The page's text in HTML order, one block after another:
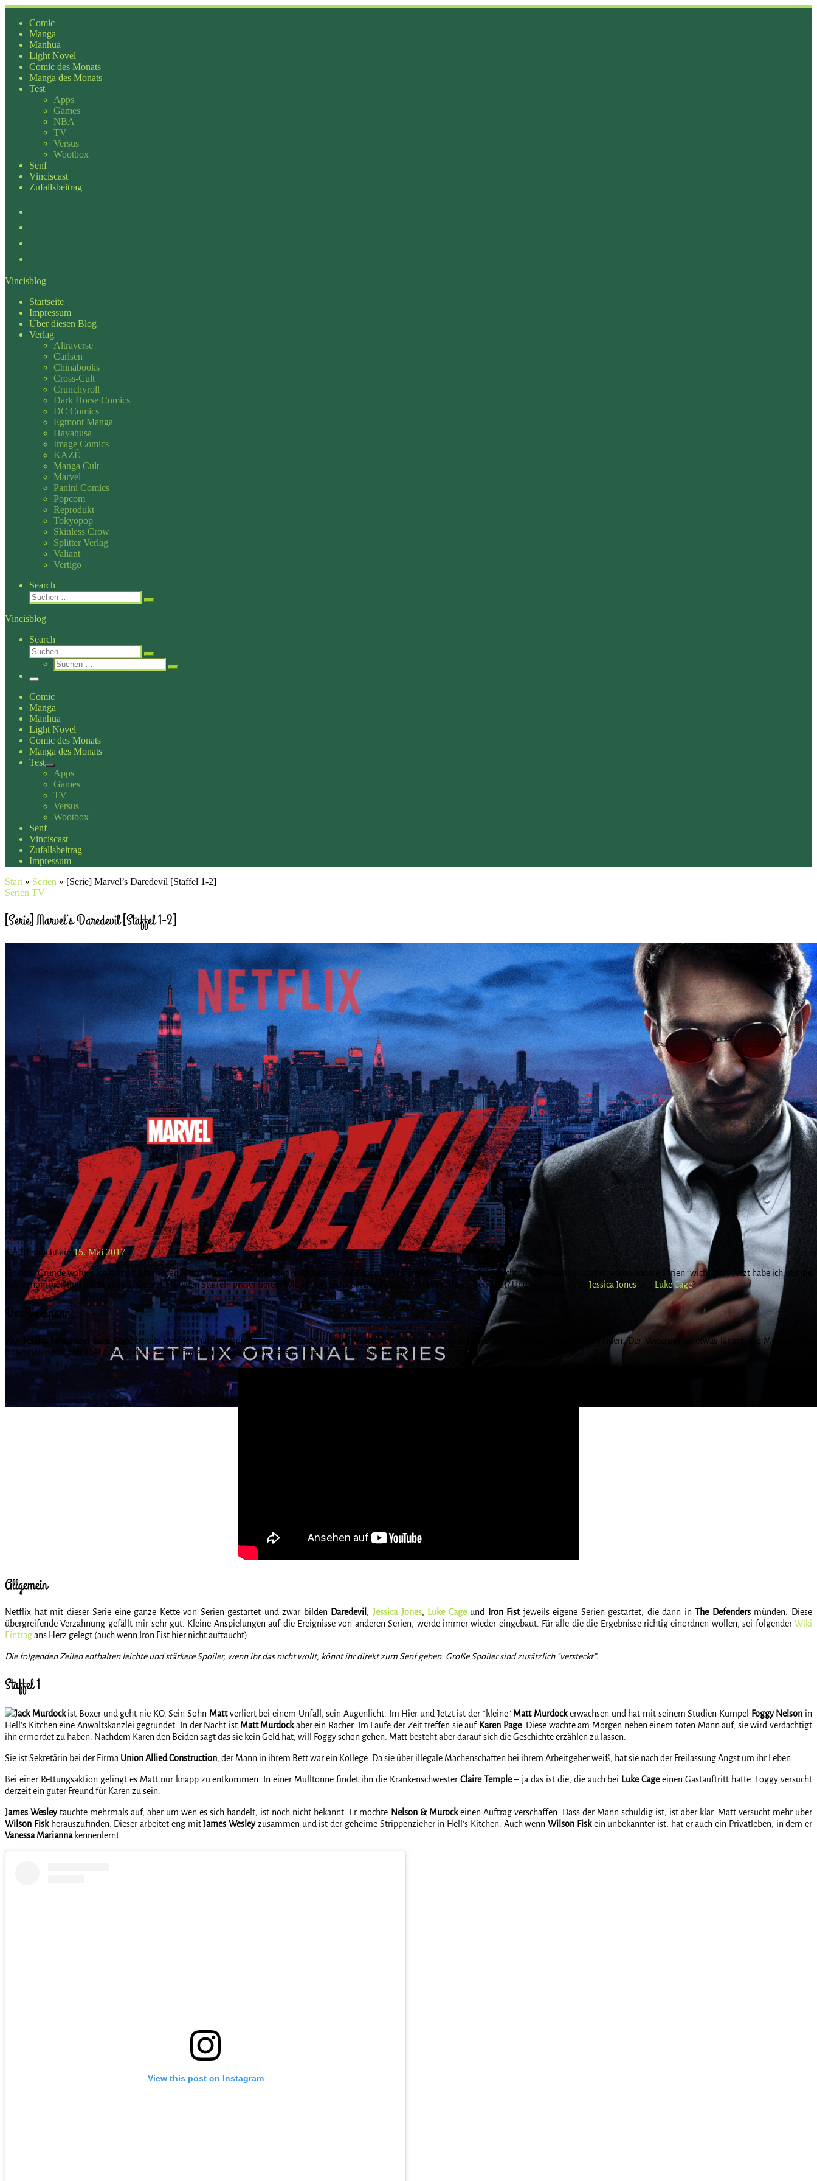
Zum
Inhalt
springen
Comic
Manga
Manhua
Light Novel
Comic des Monats
Manga des Monats
Test
Apps
Games
NBA
TV
Versus
Wootbox
Senf
Vinciscast
Zufallsbeitrag
Vincisblog
Startseite
Impressum
Über diesen Blog
Verlag
Altraverse
Carlsen
Chinabooks
Cross-Cult
Crunchyroll
Dark Horse Comics
DC Comics
Egmont Manga
Hayabusa
Image Comics
KAZÉ
Manga Cult
Marvel
Panini Comics
Popcom
Reprodukt
Tokyopop
Skinless Crow
Splitter Verlag
Valiant
Vertigo
Search
Suche
Suchen …
Vincisblog
Search
Suche
Suchen …
Suche
Suchen …
Menü
Comic
Manga
Manhua
Light Novel
Comic des Monats
Manga des Monats
Test
Apps
Games
TV
Versus
Wootbox
Senf
Vinciscast
Zufallsbeitrag
Impressum
Start » Serien » [Serie] Marvel’s Daredevil [Staffel 1-2]
Serien TV
[Serie] Marvel’s Daredevil [Staffel 1-2]
Veröffentlicht am15. Mai 2017
Eine der Gründe warum ich damals über einen Netflix Account nachgedacht hatte, war die exklusive Serie Daredevil. Leider kam ich nicht wirklich voran – immer waren andere Serien “wichtiger”. Jetzt habe ich mir die
Zeit genommen und ich kann euch die ersten beiden Staffeln präsentieren. Wie schlägt sich der “Draufgänger”? Was macht sie Serie gut? Und wie passt sie zu Jessica Jones Luke Cage?
Der Vorspann
Wer Jessica Jones undLuke Cagebereits gesehen hat, bzw. den jeweiligen Testbericht aufVincisblog gelesen hat, wird hier einen ähnlichen Vorspann vorfinden. Der Vorspann ist etwas länger, die Musikalische
Untermalung ist hier aber gut und die Szenerie finde ich schön in Szene gesetzt. Hier ist mehr wirklich mehr.
Allgemein
Netflix hat mit dieser Serie eine ganze Kette von Serien gestartet und zwar bilden Daredevil , Jessica Jones, Luke Cageund Iron Fistjeweils eigene Serien gestartet, die dann inThe Defendersmünden. Diese
übergreifende Verzahnung gefällt mir sehr gut. Kleine Anspielungen auf die Ereignisse von anderen Serien, werde immer wieder eingebaut. Für alle die die Ergebnisse richtig einordnen wollen, sei folgender Wiki
Eintragans Herz gelegt (auch wenn Iron Fist hier nicht auftaucht).
Die folgenden Zeilen enthalten leichte und stärkere Spoiler, wenn ihr das nicht wollt, könnt ihr direkt zum Senf gehen. Große Spoiler sind zusätzlich “versteckt”.
Staffel 1
Jack Murdockist Boxer und geht nie KO. Sein Sohn Mattverliert bei einem Unfall, sein Augenlicht. Im Hier und Jetzt ist der “kleine” Matt Murdockerwachsen und hat mit seinem Studien Kumpel Foggy Nelson in
Hell’s Kitchen eine Anwaltskanzlei gegründet. In der Nacht ist Matt Murdockaber ein Rächer. Im Laufe der Zeit treffen sie auf Karen Page. Diese wachte am Morgen neben einem toten Mann auf, sie wird verdächtigt
ihn ermordet zu haben. Nachdem Karen den Beiden sagt das sie kein Geld hat, will Foggy schon gehen. Matt besteht aber darauf sich die Geschichte erzählen zu lassen.
Sie ist Sekretärin bei der Firma Union Allied Construction, der Mann in ihrem Bett war ein Kollege. Da sie über illegale Machenschaften bei ihrem Arbeitgeber weiß, hat sie nach der Freilassung Angst um ihr Leben.
Bei einer Rettungsaktion gelingt es Matt nur knapp zu entkommen. In einer Mülltonne findet ihn die Krankenschwester Claire Temple– ja das ist die, die auch bei Luke Cageeinen Gastauftritt hatte. Foggy versucht
derzeit ein guter Freund für Karen zu sein.
James Wesleytauchte mehrmals auf, aber um wen es sich handelt, ist noch nicht bekannt. Er möchte Nelson & Murockeinen Auftrag verschaffen. Dass der Mann schuldig ist, ist aber klar. Matt versucht mehr über
Wilson Fiskherauszufinden. Dieser arbeitet eng mitJames Wesleyzusammen und ist der geheime Strippenzieher in Hell’s Kitchen. Auch wenn Wilson Fiskein unbekannter ist, hat er auch ein Privatleben, in dem er
Vanessa Mariannakennenlernt.
View this post on Instagram